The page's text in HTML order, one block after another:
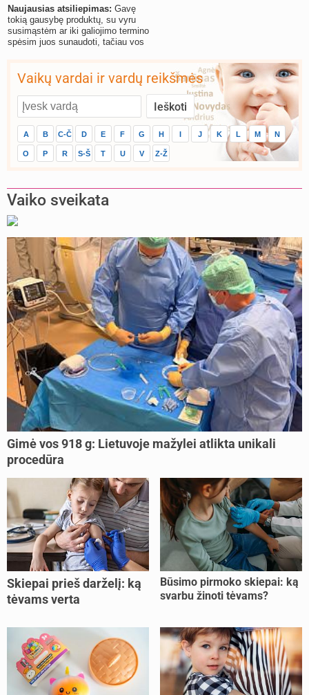
Naujausias atsiliepimas: Gavę
tokią gausybę produktų, su vyru
susimąstėm ar iki galiojimo termino
spėsim juos sunaudoti, tačiau vos
Vaikų vardai ir vardų reikšmės
A B C-Č D E F G H I J K L M N
O P R S-Š T U V Z-Ž
Vaiko sveikata
Gimė vos 918 g: Lietuvoje mažylei atlikta unikali
procedūra
Skiepai prieš darželį: ką
tėvams verta
Būsimo pirmoko skiepai: ką
svarbu žinoti tėvams?